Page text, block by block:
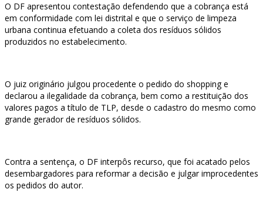
O DF apresentou contestação defendendo que a cobrança está
em conformidade com lei distrital e que o serviço de limpeza
urbana continua efetuando a coleta dos resíduos sólidos
produzidos no estabelecimento.
O juiz originário julgou procedente o pedido do shopping e
declarou a ilegalidade da cobrança, bem como a restituição dos
valores pagos a título de TLP, desde o cadastro do mesmo como
grande gerador de resíduos sólidos.
Contra a sentença, o DF interpôs recurso, que foi acatado pelos
desembargadores para reformar a decisão e julgar improcedentes
os pedidos do autor.